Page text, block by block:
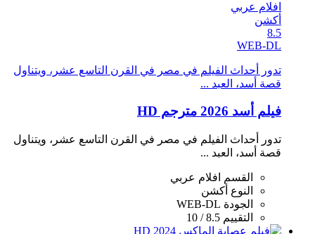
افلام عربي
أكشن
8.5
WEB-DL
تدور أحداث الفيلم في مصر في القرن التاسع عشر، ويتناول
قصة أسد، العبد ...
فيلم أسد 2026 مترجم HD
تدور أحداث الفيلم في مصر في القرن التاسع عشر، ويتناول
قصة أسد، العبد ...
القسم
افلام عربي
النوع أكشن
الجودة WEB-DL
التقييم 8.5 / 10